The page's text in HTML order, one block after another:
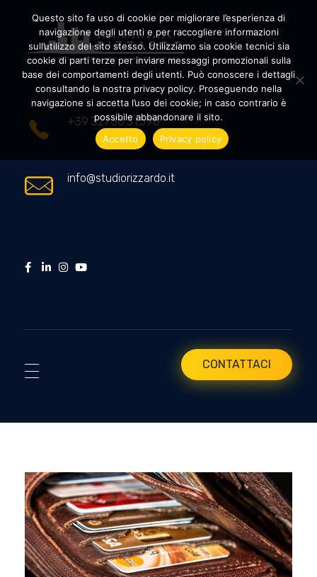
Amministrazioni Rizzardo
+39 327.36.31.598
info@studiorizzardo.it
CONTATTACI
Questo sito fa uso di cookie per migliorare l’esperienza di
navigazione degli utenti e per raccogliere informazioni
sull’utilizzo del sito stesso. Utilizziamo sia cookie tecnici sia
cookie di parti terze per inviare messaggi promozionali sulla
base dei comportamenti degli utenti. Può conoscere i dettagli
consultando la nostra privacy policy. Proseguendo nella
navigazione si accetta l’uso dei cookie; in caso contrario è
possibile abbandonare il sito.
Accetto
Privacy policy